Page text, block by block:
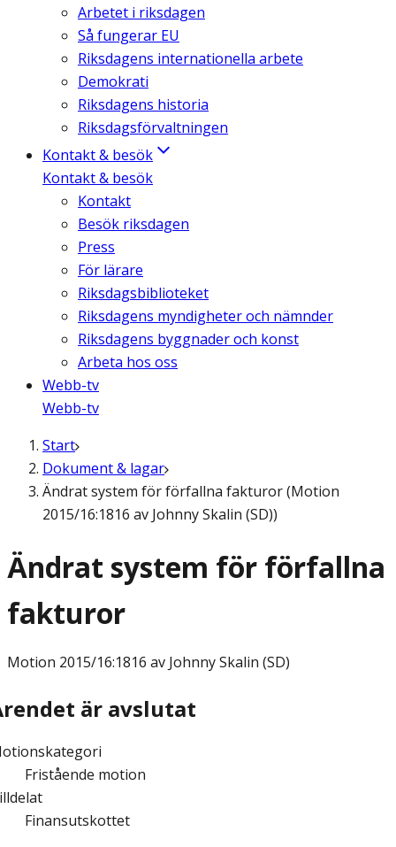
Arbetet i riksdagen
Så fungerar EU
Riksdagens internationella arbete
Demokrati
Riksdagens historia
Riksdagsförvaltningen
Kontakt & besök
Kontakt & besök
Kontakt
Besök riksdagen
Press
För lärare
Riksdagsbiblioteket
Riksdagens myndigheter och nämnder
Riksdagens byggnader och konst
Arbeta hos oss
Webb-tv
Webb-tv
Start
Dokument & lagar
Ändrat system för förfallna fakturor (Motion
2015/16:1816 av Johnny Skalin (SD))
Ändrat system för förfallna
fakturor
Motion 2015/16:1816 av Johnny Skalin (SD)
är avslutat
Fristående motion
Finansutskottet